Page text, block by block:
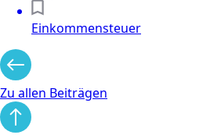
Einkommensteuer
Zu allen Beiträgen